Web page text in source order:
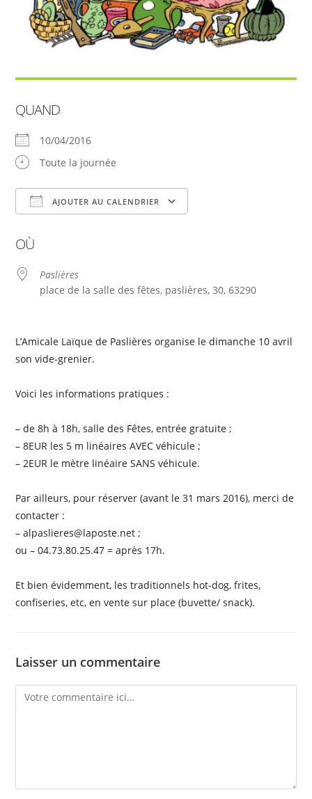
QUAND
10/04/2016
Toute la journée
AJOUTER AU CALENDRIER
OÙ
Paslières
place de la salle des fêtes, paslières, 30, 63290
L’Amicale Laïque de Paslières organise le dimanche 10 avril
son vide-grenier.
Voici les informations pratiques :
– de 8h à 18h, salle des Fêtes, entrée gratuite ;
– 8EUR les 5 m linéaires AVEC véhicule ;
– 2EUR le mètre linéaire SANS véhicule.
Par ailleurs, pour réserver (avant le 31 mars 2016), merci de
contacter :
– alpaslieres@laposte.net ;
ou – 04.73.80.25.47 = après 17h.
Et bien évidemment, les traditionnels hot-dog, frites,
confiseries, etc, en vente sur place (buvette/ snack).
Laisser un commentaire